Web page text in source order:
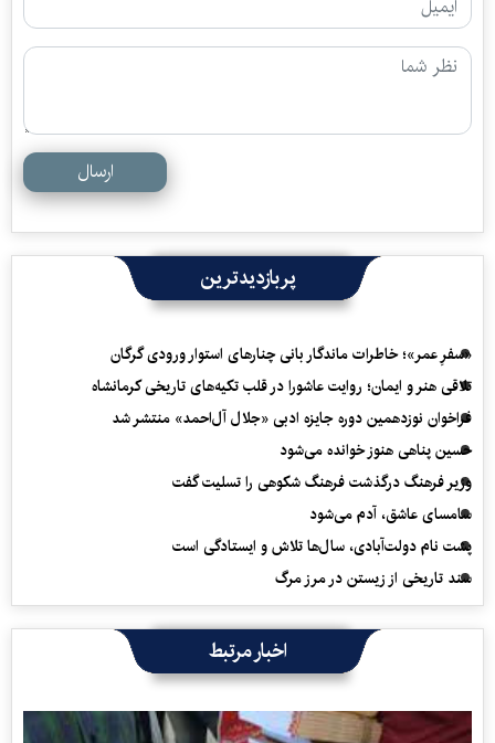
ارسال
پربازدیدترین
«سفرِ عمر»؛ خاطرات ماندگار بانی چنارهای استوار ورودی گرگان
تلاقی هنر و ایمان؛ روایت عاشورا در قلب تکیه‌های تاریخی کرمانشاه
فراخوان نوزدهمین دوره جایزه ادبی «جلال آل‌احمد» منتشر شد
حسین پناهی هنوز خوانده می‌شود
وزیر فرهنگ درگذشت فرهنگ شکوهی را تسلیت گفت
سامسای عاشق، آدم می‌شود
پشت نام دولت‌آبادی، سال‌ها تلاش و ایستادگی است
سند تاریخی از زیستن در مرز مرگ
اخبار مرتبط